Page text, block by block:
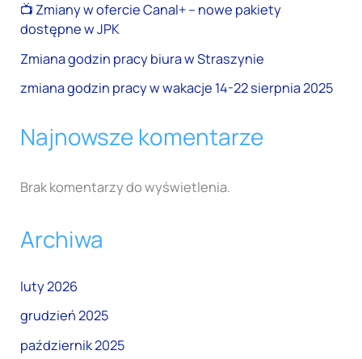
📺 Zmiany w ofercie Canal+ – nowe pakiety
dostępne w JPK
Zmiana godzin pracy biura w Straszynie
zmiana godzin pracy w wakacje 14-22 sierpnia 2025
Najnowsze komentarze
Brak komentarzy do wyświetlenia.
Archiwa
luty 2026
grudzień 2025
październik 2025